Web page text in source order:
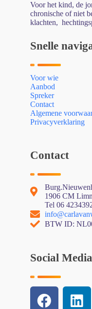
Voor het kind, de
chronische of niet
klachten,
Snelle
Voor wie
Aanbod
Spreker
Contact
Algemene
Privacyverklaring
Contact
1906 CM
Tel 06
BTW ID:
Social Media